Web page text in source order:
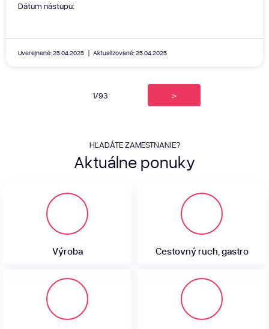
Dátum nástupu:
Uverejnené: 25.04.2025 Aktualizované: 25.04.2025
1/93 >
HĽADÁTE ZAMESTNANIE?
Aktuálne ponuky
Výroba Cestovný ruch, gastro